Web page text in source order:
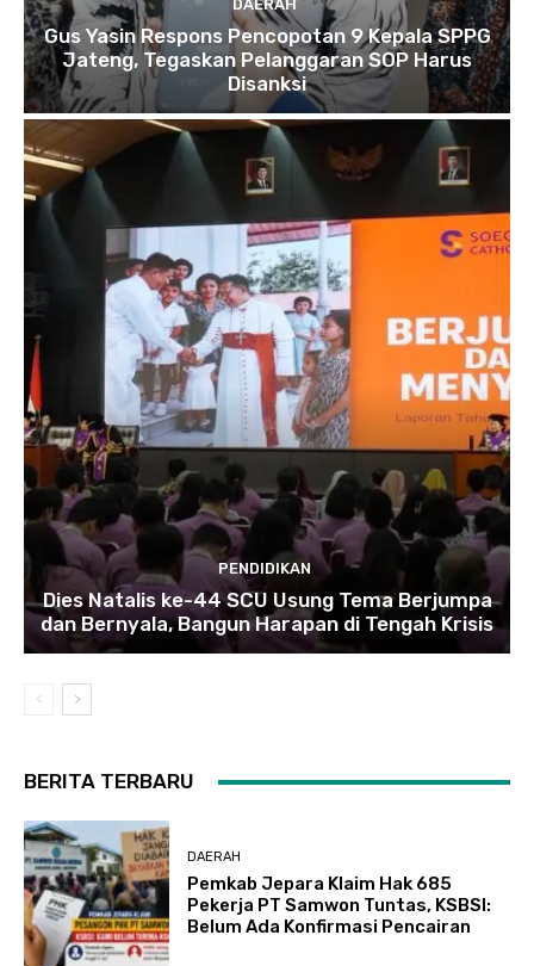
DAERAH
Gus Yasin Respons Pencopotan 9 Kepala SPPG
Jateng, Tegaskan Pelanggaran SOP Harus
Disanksi
PENDIDIKAN
Dies Natalis ke-44 SCU Usung Tema Berjumpa
dan Bernyala, Bangun Harapan di Tengah Krisis
BERITA TERBARU
DAERAH
Pemkab Jepara Klaim Hak 685
Pekerja PT Samwon Tuntas, KSBSI:
Belum Ada Konfirmasi Pencairan